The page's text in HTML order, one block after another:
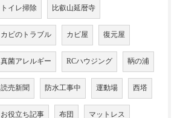
トイレ掃除 比叡山延暦寺
カビのトラブル カビ屋 復元屋
真菌アレルギー RCハウジング 鞆の浦
読売新聞 防水工事中 運動場 西塔
お役立ち記事 布団 マットレス